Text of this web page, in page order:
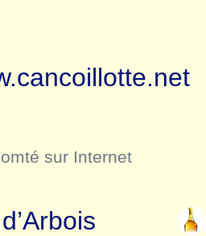
sur Internet